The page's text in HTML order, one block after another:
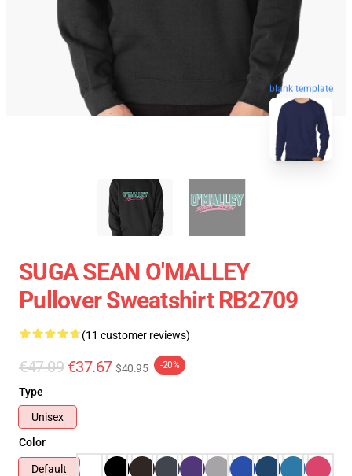
blank template
SUGA SEAN O'MALLEY
Pullover Sweatshirt RB2709
(11 customer reviews)
€47.09 €37.67 $40.95 -20%
Type
Unisex
Color
Default